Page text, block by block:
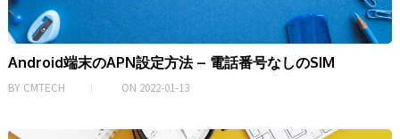
Android端末のAPN設定方法 – 電話番号なしのSIM
BY CMTECH ON 2022-01-13